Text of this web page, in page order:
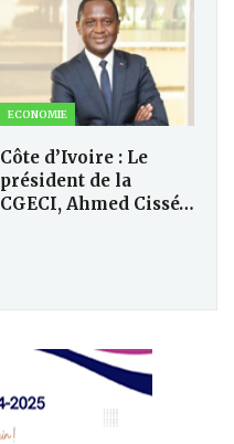
ECONOMIE
Côte d’Ivoire : Le
président de la
CGECI, Ahmed Cissé…